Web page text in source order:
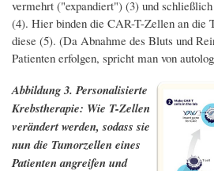
vermehrt ("expandiert") (3) und
(4). Hier binden die CAR-T-Zellen an die
diese (5). (Da Abnahme des Bluts und
Patienten erfolgen, spricht man von
Abbildung 3. Personalisierte
Krebstherapie: Wie T-Zellen
verändert werden, sodass sie
nun die Tumorzellen eines
Patienten angreifen und